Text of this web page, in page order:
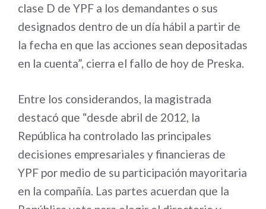
clase D de YPF a los demandantes o sus
designados dentro de un día hábil a partir de
la fecha en que las acciones sean depositadas
en la cuenta”, cierra el fallo de hoy de Preska.
Entre los considerandos, la magistrada
destacó que “desde abril de 2012, la
República ha controlado las principales
decisiones empresariales y financieras de
YPF por medio de su participación mayoritaria
en la compañía. Las partes acuerdan que la